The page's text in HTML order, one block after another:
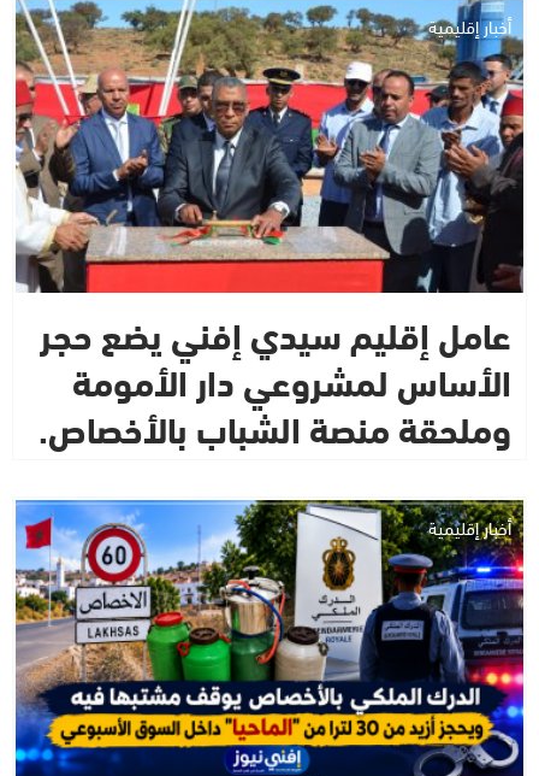
أخبار إقليمية
عامل إقليم سيدي إفني يضع حجر
الأساس لمشروعي دار الأمومة
وملحقة منصة الشباب بالأخصاص.
أخبار إقليمية